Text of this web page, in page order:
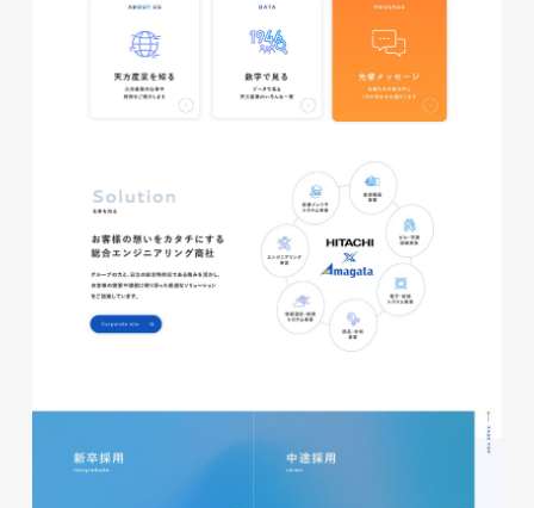
glitter8様 チラシ
glitter8様 カタログ
印刷物
#アパレル・ファッション
#カタログ